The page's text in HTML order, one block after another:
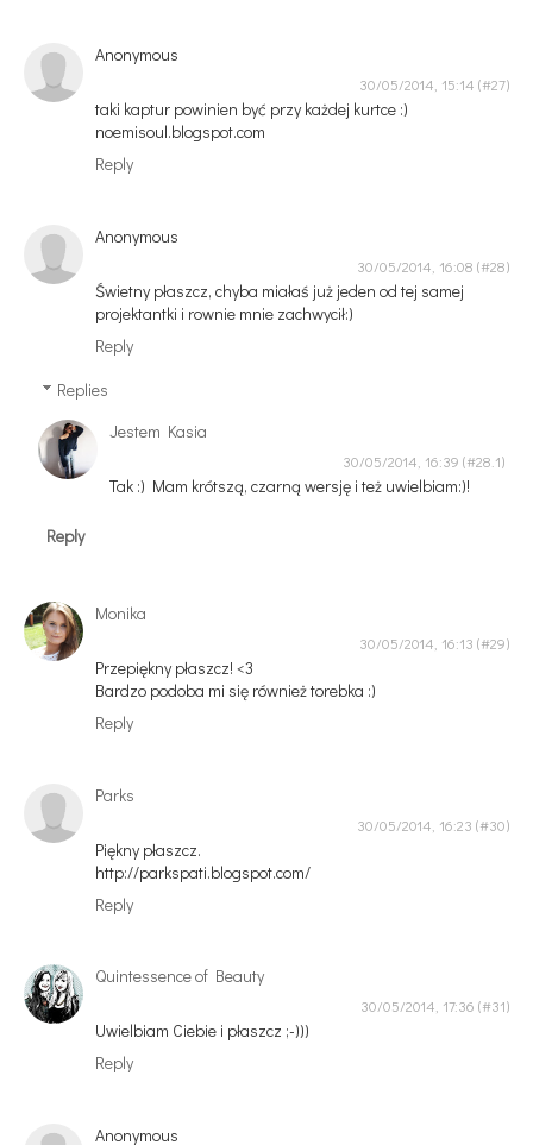
Anonymous
30/05/2014, 15:14
taki kaptur powinien być przy każdej kurtce :)
noemisoul.blogspot.com
Reply
Anonymous
30/05/2014, 16:08
Świetny płaszcz, chyba miałaś już jeden od tej samej
projektantki i rownie mnie zachwycił:)
Reply
Replies
Jestem Kasia
30/05/2014, 16:39
Tak :) Mam krótszą, czarną wersję i też uwielbiam:)!
Reply
Monika
30/05/2014, 16:13
Przepiękny płaszcz! <3
Bardzo podoba mi się również torebka :)
Reply
Parks
30/05/2014, 16:23
Piękny płaszcz.
http://parkspati.blogspot.com/
Reply
Quintessence of Beauty
30/05/2014, 17:36
Uwielbiam Ciebie i płaszcz ;-)))
Reply
Anonymous